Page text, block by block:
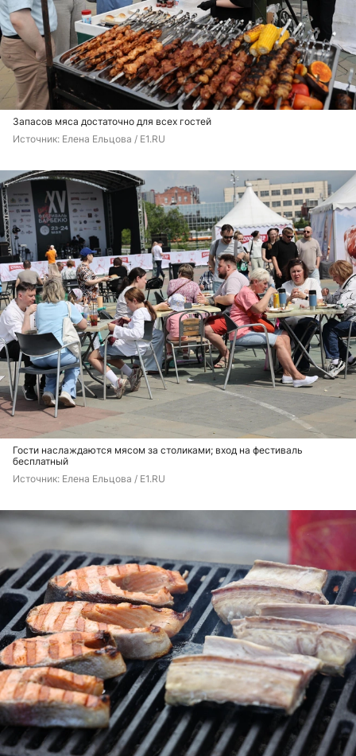
Запасов мяса достаточно для всех гостей
Источник: Елена Ельцова / E1.RU
Гости наслаждаются мясом за столиками; вход на фестиваль
бесплатный
Источник: Елена Ельцова / E1.RU